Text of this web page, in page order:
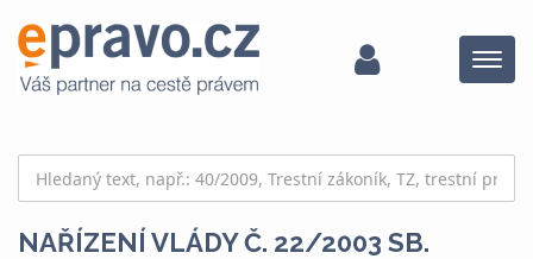
Menu
NAŘÍZENÍ VLÁDY Č. 22/2003 SB.